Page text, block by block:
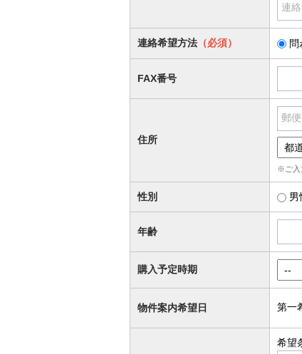
連
連絡希望方法 （必須）
FAX番号
住所
郵
※ご入
性別 男
年齢
購入予定時期
物件案内希望日 第一
希望